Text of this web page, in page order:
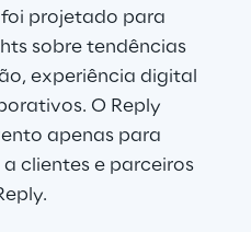
projetado para
sobre tendências
experiência digital
O Reply
apenas para
clientes e parceiros